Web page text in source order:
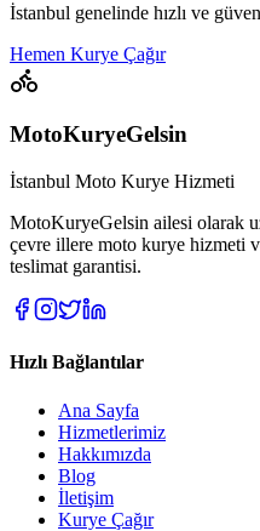
İstanbul genelinde hızlı ve
Hemen Kurye Çağır
MotoKuryeGelsin
İstanbul Moto Kurye Hizmeti
MotoKuryeGelsin ailesi olarak
çevre illere moto kurye hizmeti
teslimat garantisi.
Hızlı Bağlantılar
Ana Sayfa
Hizmetlerimiz
Hakkımızda
Blog
İletişim
Kurye Çağır